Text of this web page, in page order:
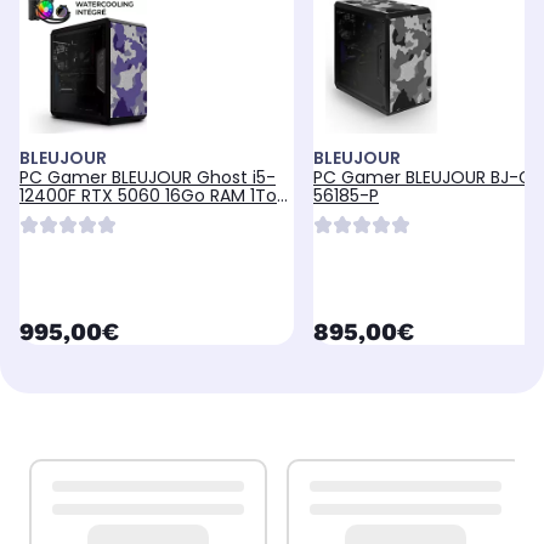
BLEUJOUR
PC Gamer BLEUJOUR Ghost i5-
12400F RTX 5060 16Go RAM 1To
SSD W11
currentPrice
995,00€
BLEUJOUR
PC Gamer BLEUJOUR BJ-G-
56185-P
currentPrice
895,00€